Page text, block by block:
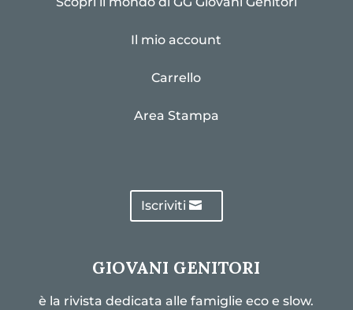
Il mio account
Carrello
Area Stampa
Iscriviti
GIOVANI GENITORI
è la rivista dedicata alle famiglie eco e slow.